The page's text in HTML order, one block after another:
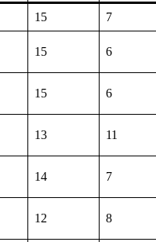
15 7
15 6
15 6
13 11
14 7
12 8